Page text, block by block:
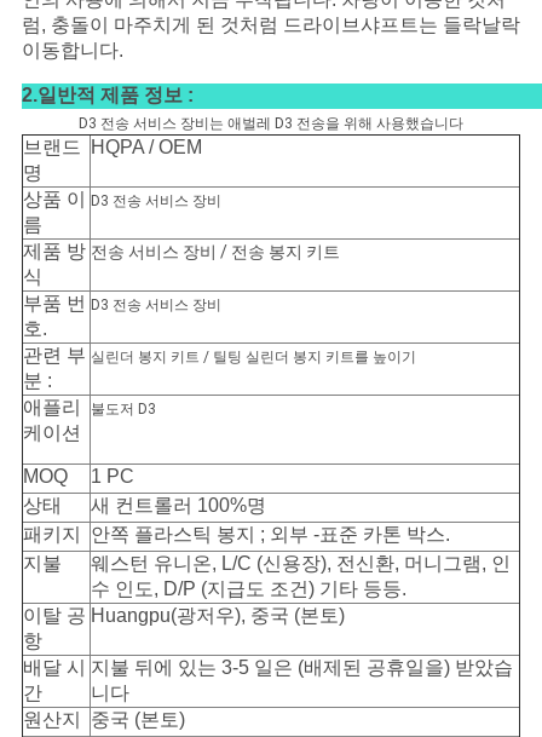
럼, 충돌이 마주치게 된 것처럼 드라이브샤프트는 들락날락
이동합니다.
2.일반적 제품 정보 :
D3 전송 서비스 장비는 애벌레 D3 전송을 위해 사용했습니다
브랜드
명
HQPA / OEM
상품 이
름
D3 전송 서비스 장비
제품 방
식
전송 서비스 장비 / 전송 봉지 키트
부품 번
호.
D3 전송 서비스 장비
관련 부
분 :
실린더 봉지 키트 / 틸팅 실린더 봉지 키트를 높이기
애플리
케이션
불도저 D3
MOQ
1 PC
상태
새 컨트롤러 100%명
패키지
안쪽 플라스틱 봉지 ; 외부 -표준 카톤 박스.
지불
웨스턴 유니온, L/C (신용장), 전신환, 머니그램, 인
수 인도, D/P (지급도 조건) 기타 등등.
이탈 공
항
Huangpu(광저우), 중국 (본토)
배달 시
간
지불 뒤에 있는 3-5 일은 (배제된 공휴일을) 받았습
니다
원산지
중국 (본토)